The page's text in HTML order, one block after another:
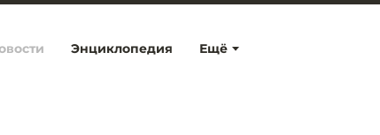
Ещё
Энциклопедия